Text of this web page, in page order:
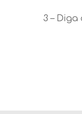
3 –